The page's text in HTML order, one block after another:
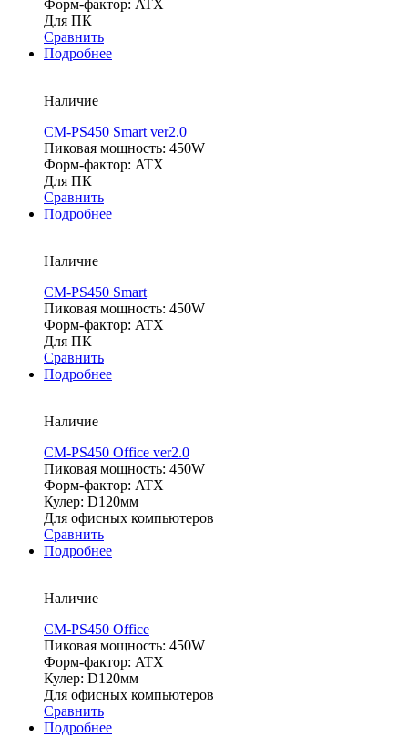
Форм-фактор: ATX
Для ПК
Сравнить
Подробнее
Наличие
CM-PS450 Smart ver2.0
Пиковая мощность: 450W
Форм-фактор: ATX
Для ПК
Сравнить
Подробнее
Наличие
CM-PS450 Smart
Пиковая мощность: 450W
Форм-фактор: ATX
Для ПК
Сравнить
Подробнее
Наличие
CM-PS450 Office ver2.0
Пиковая мощность: 450W
Форм-фактор: ATX
Кулер: D120мм
Для офисных компьютеров
Сравнить
Подробнее
Наличие
CM-PS450 Office
Пиковая мощность: 450W
Форм-фактор: ATX
Кулер: D120мм
Для офисных компьютеров
Сравнить
Подробнее